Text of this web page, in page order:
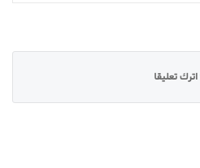
اترك تعليقا